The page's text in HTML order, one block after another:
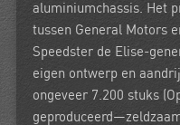
aluminiumchassis . Het
tussen General Motors
Speedster de Elise-
eigen ontwerp en
ongeveer 7.200 stuks